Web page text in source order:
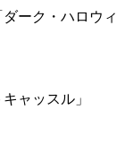
ーク・ハロウィ
ャッスル」